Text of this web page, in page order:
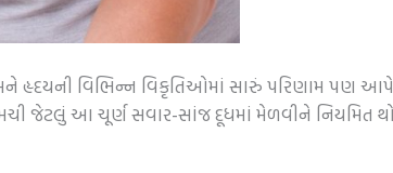
અને હૃદયની વિભિન્ન વિકૃતિઓમાં સારું પરિણામ પણ
જેટલું આ ચૂર્ણ સવાર-સાંજ દૂધમાં મેળવીને નિયમિત